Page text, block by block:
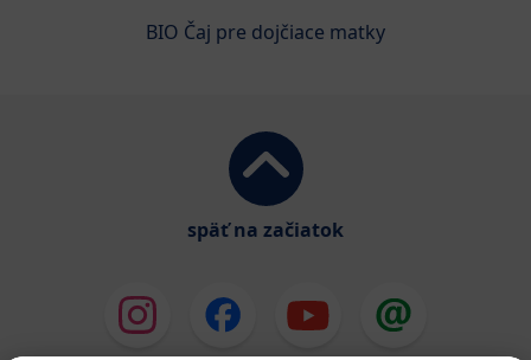
BIO Čaj pre dojčiace matky
späť na začiatok